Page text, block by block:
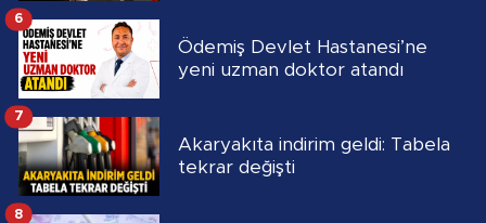
Ödemiş Devlet Hastanesi’ne
yeni uzman doktor atandı
6
Akaryakıta indirim geldi: Tabela
tekrar değişti
7
8